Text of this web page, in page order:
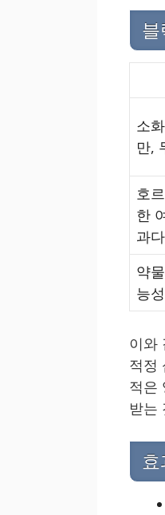
블
소
만,
호
한
과
약
능성
이와
적정
적은
받는